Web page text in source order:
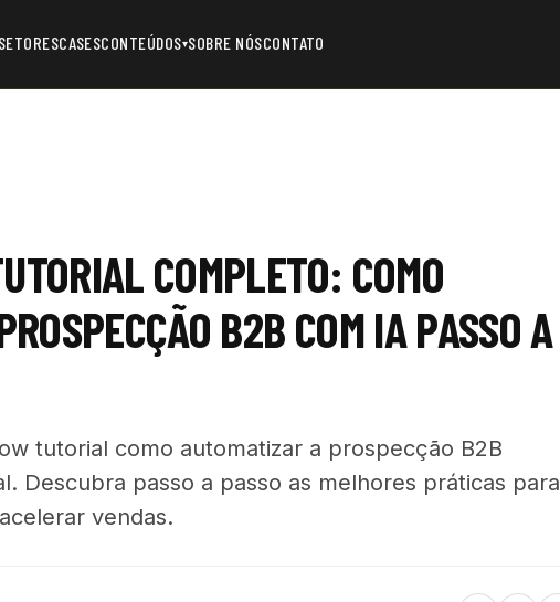
SETORESCASESCONTEÚDOS▾SOBRE NÓSCONTATO
COMPLETO: COMO
B2B COM IA PASSO A
tutorial como automatizar a prospecção B2B
Descubra passo a passo as melhores práticas para
vendas.